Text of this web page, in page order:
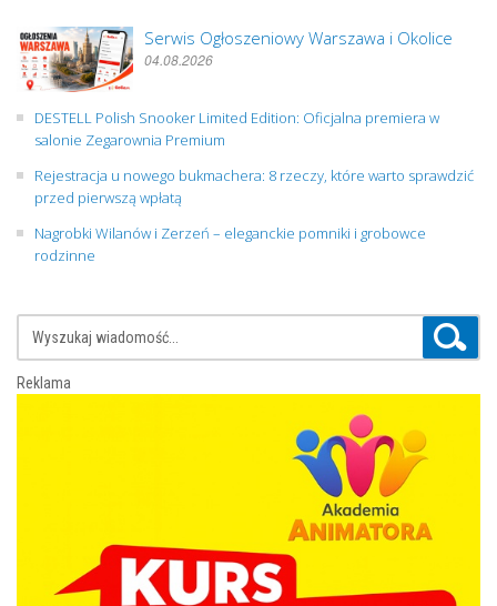
Serwis Ogłoszeniowy Warszawa i Okolice
04.08.2026
DESTELL Polish Snooker Limited Edition: Oficjalna premiera w
salonie Zegarownia Premium
Rejestracja u nowego bukmachera: 8 rzeczy, które warto sprawdzić
przed pierwszą wpłatą
Nagrobki Wilanów i Zerzeń – eleganckie pomniki i grobowce
rodzinne
Reklama